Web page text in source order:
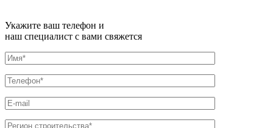
Укажите ваш телефон и
наш специалист с вами свяжется